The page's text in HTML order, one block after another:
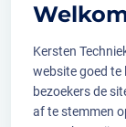
Kersten
website goed te
bezoekers de
af te stemmen
Archimedesweg 2
Volg ons op